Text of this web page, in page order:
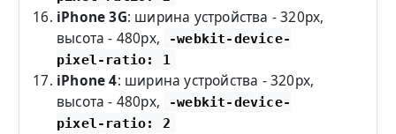
iPhone 3G: ширина устройства - 320px,
высота - 480px,
-webkit-device-
pixel-ratio: 1
iPhone 4: ширина устройства - 320px,
высота - 480px,
-webkit-device-
pixel-ratio: 2